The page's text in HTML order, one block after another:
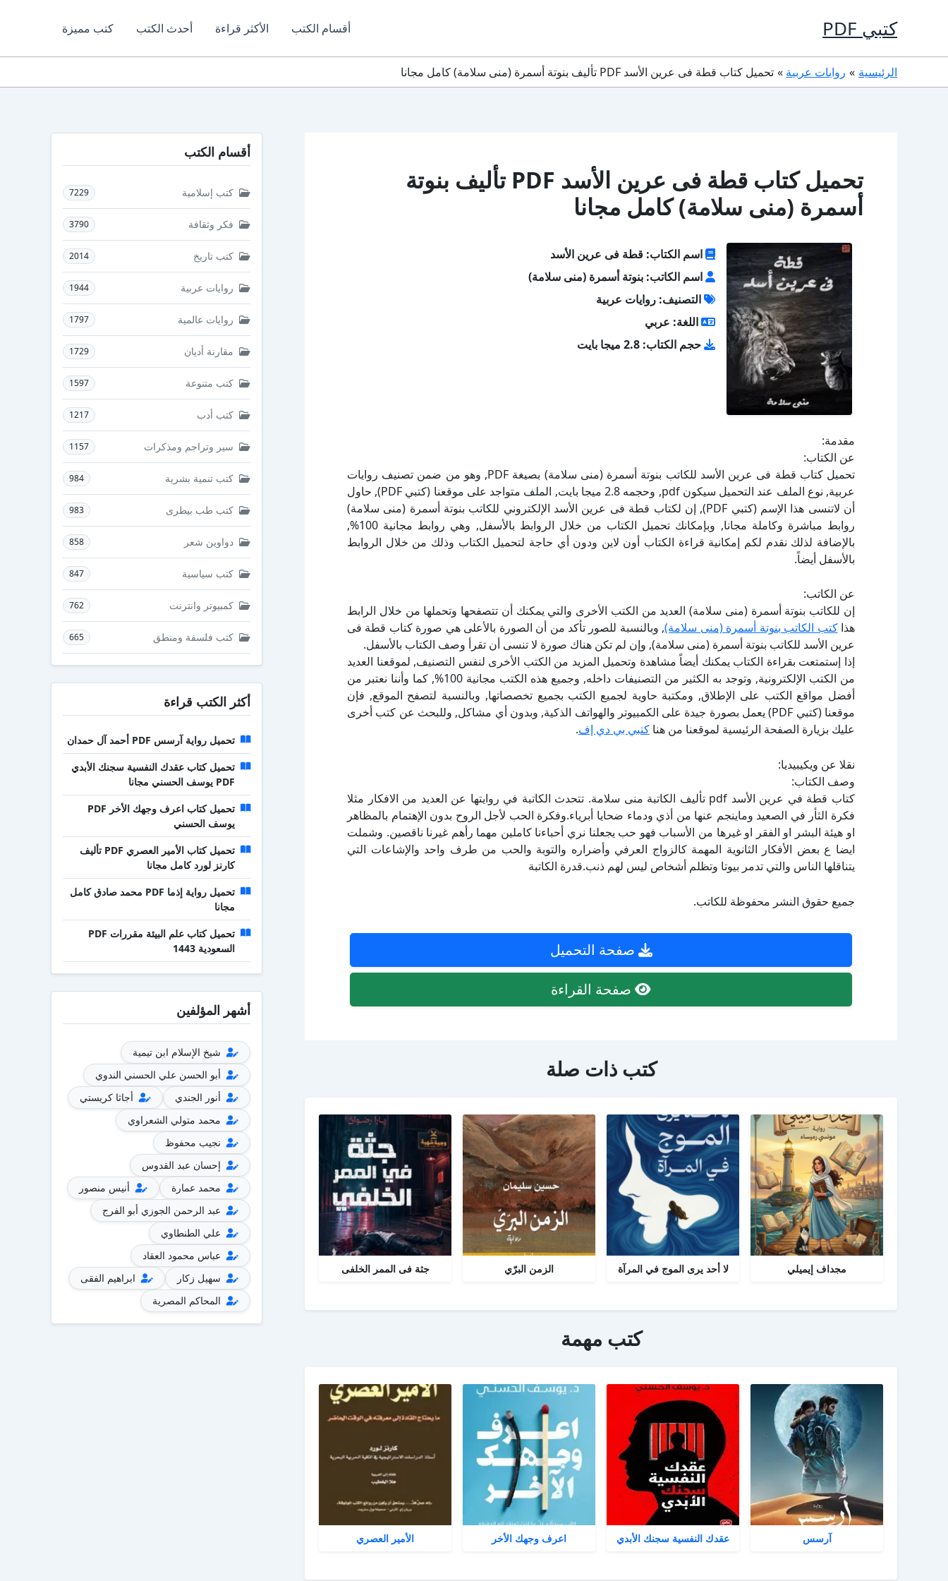
كتبي PDF أقسام الكتب الأكثر قراءة أحدث الكتب كتب مميزة
الرئيسية روايات عربية تحميل كتاب قطة فى عرين الأسد PDF تأليف بنوتة أسمرة (منى سلامة) كامل مجانا
تحميل كتاب قطة فى عرين الأسد PDF تأليف بنوتة
أسمرة (منى سلامة) كامل مجانا
اسم الكتاب: قطة فى عرين الأسد
اسم الكاتب: بنوتة أسمرة (منى سلامة)
التصنيف: روايات عربية
اللغة: عربي
حجم الكتاب: 2.8 ميجا بايت
مقدمة:
عن الكتاب:
تحميل كتاب قطة فى عرين الأسد للكاتب بنوتة أسمرة (منى سلامة) بصيغة PDF, وهو من ضمن تصنيف روايات
عربية, نوع الملف عند التحميل سيكون pdf, وحجمه 2.8 ميجا بايت, الملف متواجد على موقعنا (كتبي PDF), حاول
أن لاتنسى هذا الإسم (كتبي PDF), إن لكتاب قطة فى عرين الأسد الإلكتروني للكاتب بنوتة أسمرة (منى سلامة)
روابط مباشرة وكاملة مجانا, وبإمكانك تحميل الكتاب من خلال الروابط بالأسفل, وهي روابط مجانية 100%,
بالإضافة لذلك نقدم لكم إمكانية قراءة الكتاب أون لاين ودون أي حاجة لتحميل الكتاب وذلك من خلال الروابط
بالأسفل أيضاً.
عن الكاتب:
إن للكاتب بنوتة أسمرة (منى سلامة) العديد من الكتب الأخرى والتي يمكنك أن تتصفحها وتحملها من خلال الرابط
هذاكتب الكاتب بنوتة أسمرة (منى سلامة), وبالنسبة للصور تأكد من أن الصورة بالأعلى هي صورة كتاب قطة فى
عرين الأسد للكاتب بنوتة أسمرة (منى سلامة), وإن لم تكن هناك صورة لا تنسى أن تقرأ وصف الكتاب بالأسفل.
إذا إستمتعت بقراءة الكتاب يمكنك أيضاً مشاهدة وتحميل المزيد من الكتب الأخرى لنفس التصنيف, لموقعنا العديد
من الكتب الإلكترونية, وتوجد به الكثير من التصنيفات داخله, وجميع هذه الكتب مجانية 100%, كما وأننا نعتبر من
أفضل مواقع الكتب على الإطلاق, ومكتبة حاوية لجميع الكتب بجميع تخصصاتها, وبالنسبة لتصفح الموقع, فإن
موقعنا (كتبي PDF) يعمل بصورة جيدة على الكمبيوتر والهواتف الذكية, وبدون أي مشاكل, وللبحث عن كتب أخرى
عليك بزيارة الصفحة الرئيسية لموقعنا من هنا كتبي بي دي إف.
نقلا عن ويكيبيديا:
وصف الكتاب:
كتاب قطة في عرين الأسد pdf تأليف الكاتبة منى سلامة. تتحدث الكاتبة في روايتها عن العديد من الافكار مثلا
فكرة الثأر في الصعيد وماينجم عنها من أذي ودماء ضحايا أبرياء.وفكرة الحب لأجل الروح بدون الإهتمام بالمظاهر
او هيئة البشر او الفقر او غيرها من الأسباب فهو حب يجعلنا نري أحباءنا كاملين مهما رأهم غيرنا ناقصين. وشملت
ايضا ع بعض الأفكار الثانوية المهمة كالزواج العرفي وأضراره والتوبة والحب من طرف واحد والإشاعات التي
يتناقلها الناس والتي تدمر بيوتا وتظلم أشخاص ليس لهم ذنب.قدرة الكاتبة
جميع حقوق النشر محفوظة للكاتب.
صفحة التحميل
صفحة القراءة
كتب ذات صلة
مجداف إيميلي لا أحد يرى الموج في المرآة الزمن البرّي جثة فى الممر الخلفى
كتب مهمة
آرسس عقدك النفسية سجنك الأبدي اعرف وجهك الأخر الأمير العصري
أقسام الكتب
كتب إسلامية 7229
فكر وثقافة 3790
كتب تاريخ 2014
روايات عربية 1944
روايات عالمية 1797
مقارنة أديان 1729
كتب متنوعة 1597
كتب أدب 1217
سير وتراجم ومذكرات 1157
كتب تنمية بشرية 984
كتب طب بيطرى 983
دواوين شعر 858
كتب سياسية 847
كمبيوتر وانترنت 762
كتب فلسفة ومنطق 665
أكثر الكتب قراءة
تحميل رواية آرسس PDF أحمد آل حمدان
تحميل كتاب عقدك النفسية سجنك الأبدي
PDF يوسف الحسني مجانا
تحميل كتاب اعرف وجهك الأخر PDF
يوسف الحسني
تحميل كتاب الأمير العصري PDF تأليف
كارنز لورد كامل مجانا
تحميل رواية إذما PDF محمد صادق كامل
مجانا
تحميل كتاب علم البيئة مقررات PDF
السعودية 1443
أشهر المؤلفين
شيخ الإسلام ابن تيمية
أبو الحسن علي الحسني الندوي
أنور الجندي
أجاثا كريستي
محمد متولي الشعراوي
نجيب محفوظ
إحسان عبد القدوس
محمد عمارة
أنيس منصور
عبد الرحمن الجوزي أبو الفرج
علي الطنطاوي
عباس محمود العقاد
سهيل زكار
ابراهيم الفقى
المحاكم المصرية